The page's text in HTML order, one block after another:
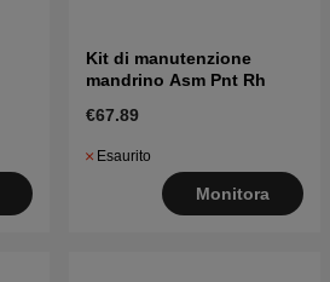
Kit di manutenzione
mandrino Asm Pnt Rh
€67.89
Esaurito
Monitora